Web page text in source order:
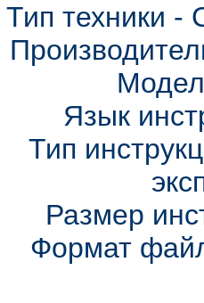
Тип техники
Язык
Тип
Размер
Формат